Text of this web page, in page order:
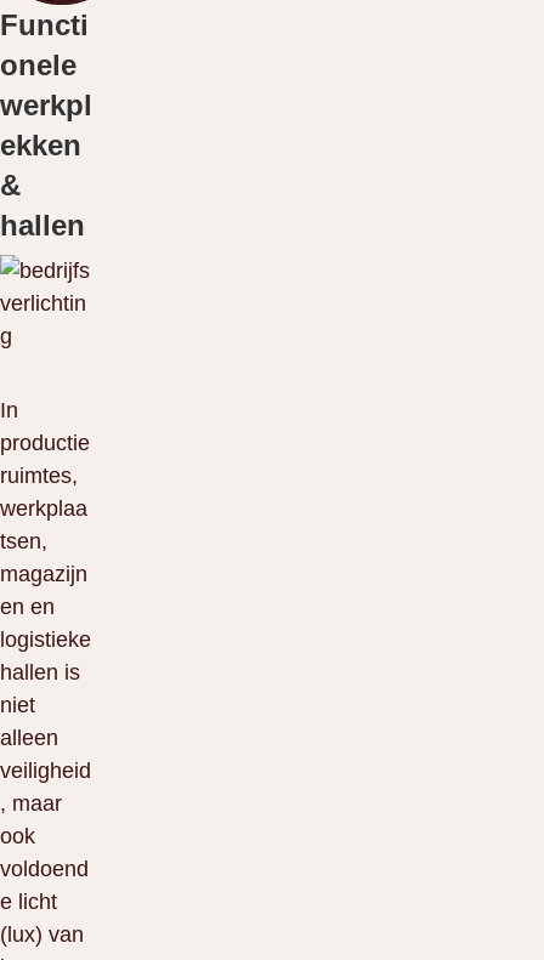
Functi
onele
werkpl
ekken
&
hallen
In
productie
ruimtes,
werkplaa
tsen,
magazijn
en en
logistieke
hallen is
niet
alleen
veiligheid
, maar
ook
voldoend
e licht
(lux) van